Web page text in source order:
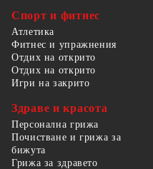
Спорт и фитнес
Атлетика
Фитнес и упражнения
Отдих на открито
Отдих на открито
Игри на закрито
Здраве и красота
Персонална грижа
Почистване и грижа за
бижута
Грижа за здравето